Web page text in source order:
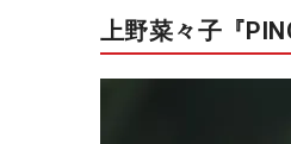
上野菜々子『